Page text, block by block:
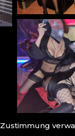
Zustimmung